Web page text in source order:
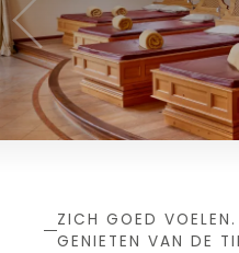
ZICH GOED VOELEN.
GENIETEN VAN DE